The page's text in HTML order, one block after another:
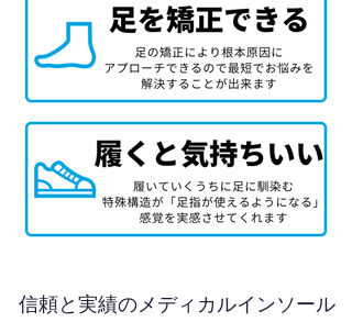
信頼と実績のメディカルインソール